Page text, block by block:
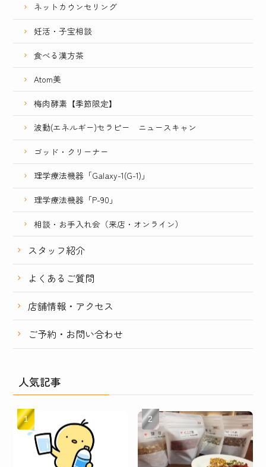
ネットカウンセリング
妊活・子宝相談
食べる漢方茶
Atom美
梅肉酵素【季節限定】
波動(エネルギー)セラピー ニュースキャン
ゴッド・クリーナー
理学療法機器「Galaxy-1(G-1)」
理学療法機器「P-90」
相談・お手入れ会（来店・オンライン）
スタッフ紹介
よくあるご質問
店舗情報・アクセス
ご予約・お問い合わせ
人気記事